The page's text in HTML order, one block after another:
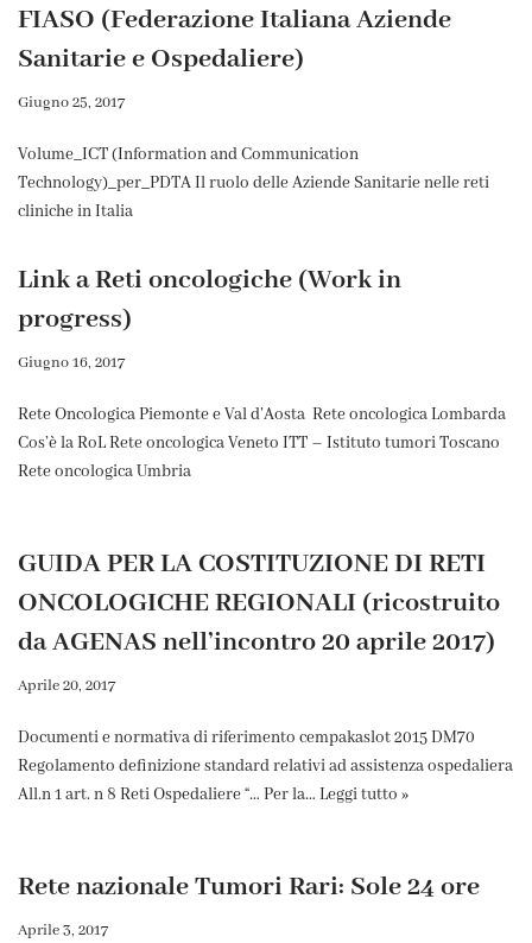
FIASO (Federazione Italiana Aziende
Sanitarie e Ospedaliere)
Giugno 25, 2017
Volume_ICT (Information and Communication
Technology)_per_PDTA Il ruolo delle Aziende Sanitarie nelle reti
cliniche in Italia
Link a Reti oncologiche (Work in
progress)
Giugno 16, 2017
Rete Oncologica Piemonte e Val d’Aosta Rete oncologica Lombarda
Cos’è la RoL Rete oncologica Veneto ITT – Istituto tumori Toscano
Rete oncologica Umbria
GUIDA PER LA COSTITUZIONE DI RETI
ONCOLOGICHE REGIONALI (ricostruito
da AGENAS nell’incontro 20 aprile 2017)
Aprile 20, 2017
Documenti e normativa di riferimento cempakaslot 2015 DM70
Regolamento definizione standard relativi ad assistenza ospedaliera
All.n 1 art. n 8 Reti Ospedaliere “… Per la… Leggi tutto »
Rete nazionale Tumori Rari: Sole 24 ore
Aprile 3, 2017